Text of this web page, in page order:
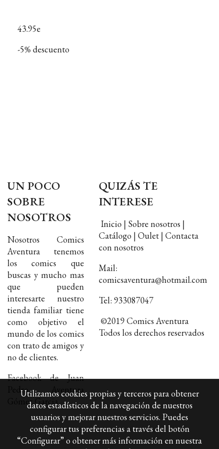
43.95e
-5% descuento
UN POCO
SOBRE
NOSOTROS
Nosotros Comics
Aventura tenemos
los comics que
buscas y mucho mas
que pueden
interesarte nuestro
tienda familiar tiene
como objetivo el
mundo de los comics
con trato de amigos y
no de clientes.
Facebook de Juan
Pedro Aventura
Gómez Garcia
QUIZÁS TE
INTERESE
Inicio | Sobre nosotros |
Catálogo | Oulet | Contacta
con nosotros
Mail:
comicsaventura@hotmail.com
Tel: 933087047
©2019 Comics Aventura
Todos los derechos reservados
Utilizamos cookies propias y terceros para obtener
datos estadísticos de la navegación de nuestros
usuarios y mejorar nuestros servicios. Puedes
configurar tus preferencias a través del botón
“Configurar” o obtener más información en nuestra